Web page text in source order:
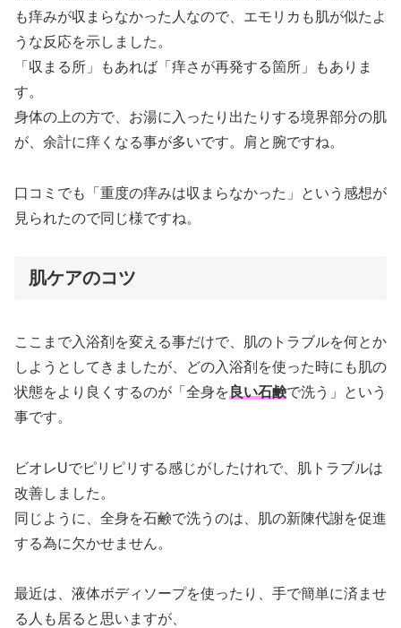
も痒みが収まらなかった人なので、エモリカも肌が似たよ
うな反応を示しました。
「収まる所」もあれば「痒さが再発する箇所」もありま
す。
身体の上の方で、お湯に入ったり出たりする境界部分の肌
が、余計に痒くなる事が多いです。肩と腕ですね。
口コミでも「重度の痒みは収まらなかった」という感想が
見られたので同じ様ですね。
肌ケアのコツ
ここまで入浴剤を変える事だけで、肌のトラブルを何とか
しようとしてきましたが、どの入浴剤を使った時にも肌の
状態をより良くするのが「全身を 良い石鹸で洗う」という
事です。
ビオレUでピリピリする感じがしたけれで、肌トラブルは
改善しました。
同じように、全身を石鹸で洗うのは、肌の新陳代謝を促進
する為に欠かせません。
最近は、液体ボディソープを使ったり、手で簡単に済ませ
る人も居ると思いますが、